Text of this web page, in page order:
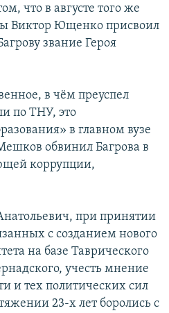
что в августе того же
Виктор Ющенко присвоил
звание Героя
в чём преуспел
по ТНУ, это
в главном вузе
обвинил Багрова в
коррупции,
при принятии
с созданием нового
на базе Таврического
учесть мнение
и тех политических сил
23-х лет боролись с